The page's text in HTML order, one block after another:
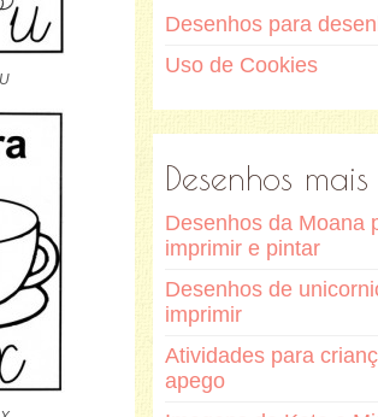
Desenhos para
Uso de Cookies
Desenhos
Desenhos da Moana
imprimir e pintar
Desenhos de
imprimir
Atividades para
apego